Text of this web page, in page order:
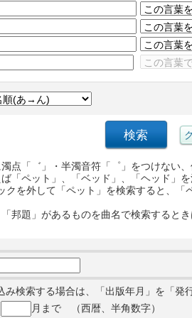
点「゛」・半濁音符「゜」をつけない
「ペット」、「ベッド」、「ヘッド」
クを外して「ペット」を検索すると、
邦題」があるものを曲名で検索すると
検索する場合は、「出版年月」を「発
月まで （西暦、半角数字）